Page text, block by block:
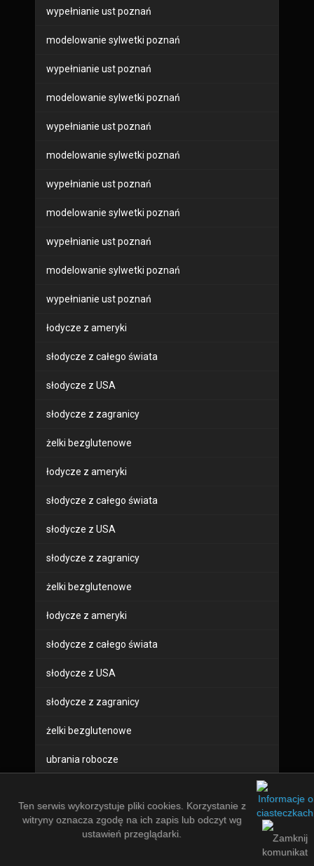
wypełnianie ust poznań
modelowanie sylwetki poznań
wypełnianie ust poznań
modelowanie sylwetki poznań
wypełnianie ust poznań
modelowanie sylwetki poznań
wypełnianie ust poznań
modelowanie sylwetki poznań
wypełnianie ust poznań
modelowanie sylwetki poznań
wypełnianie ust poznań
łodycze z ameryki
słodycze z całego świata
słodycze z USA
słodycze z zagranicy
żelki bezglutenowe
łodycze z ameryki
słodycze z całego świata
słodycze z USA
słodycze z zagranicy
żelki bezglutenowe
łodycze z ameryki
słodycze z całego świata
słodycze z USA
słodycze z zagranicy
żelki bezglutenowe
ubrania robocze
sprzęt bhp
Ten serwis wykorzystuje pliki cookies. Korzystanie z
witryny oznacza zgodę na ich zapis lub odczyt wg
ustawień przeglądarki.